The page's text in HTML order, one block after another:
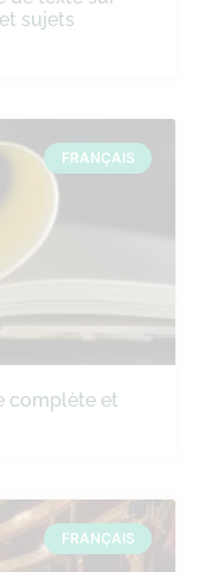
sujets
FRANÇAIS
complète et
FRANÇAIS